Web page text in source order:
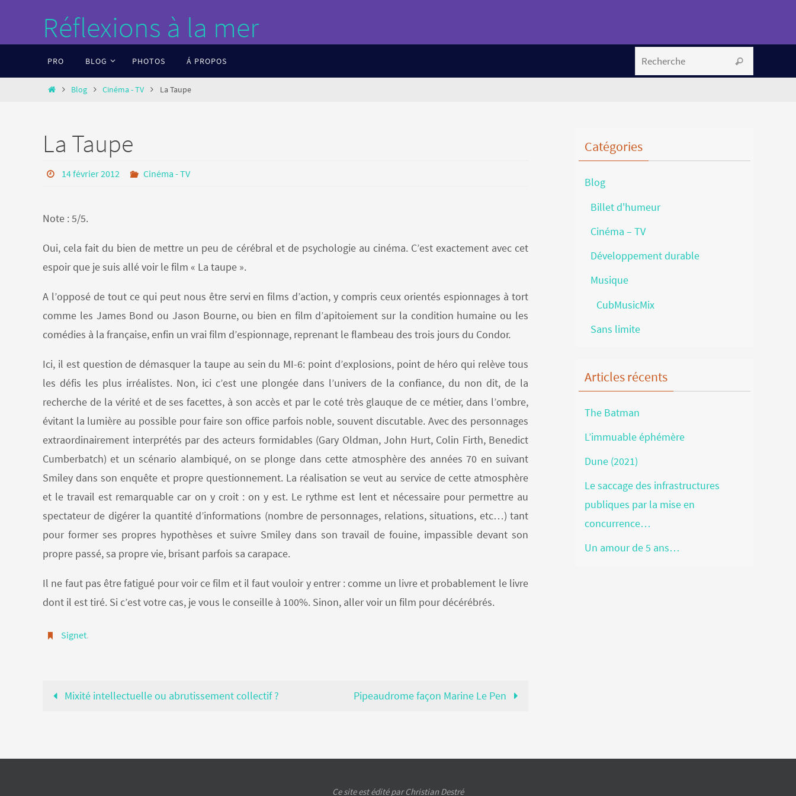
le
Réflexions à la mer
le
PRO BLOG PHOTOS Á PROPOS Recherche
HomeBlog Cinéma - TV La Taupe
La Taupe
14 février 2012 Cinéma - TV
Note : 5/5.
Oui, cela fait du bien de mettre un peu de cérébral et de psychologie au cinéma. C’est exactement avec cet
espoir que je suis allé voir le film « La taupe ».
A l’opposé de tout ce qui peut nous être servi en films d’action, y compris ceux orientés espionnages à tort
comme les James Bond ou Jason Bourne, ou bien en film d’apitoiement sur la condition humaine ou les
comédies à la française, enfin un vrai film d’espionnage, reprenant le flambeau des trois jours du Condor.
Ici, il est question de démasquer la taupe au sein du MI-6: point d’explosions, point de héro qui relève tous
les défis les plus irréalistes. Non, ici c’est une plongée dans l’univers de la confiance, du non dit, de la
recherche de la vérité et de ses facettes, à son accès et par le coté très glauque de ce métier, dans l’ombre,
évitant la lumière au possible pour faire son office parfois noble, souvent discutable. Avec des personnages
extraordinairement interprétés par des acteurs formidables (Gary Oldman, John Hurt, Colin Firth, Benedict
Cumberbatch) et un scénario alambiqué, on se plonge dans cette atmosphère des années 70 en suivant
Smiley dans son enquête et propre questionnement. La réalisation se veut au service de cette atmosphère
et le travail est remarquable car on y croit : on y est. Le rythme est lent et nécessaire pour permettre au
spectateur de digérer la quantité d’informations (nombre de personnages, relations, situations, etc…) tant
pour former ses propres hypothèses et suivre Smiley dans son travail de fouine, impassible devant son
propre passé, sa propre vie, brisant parfois sa carapace.
Il ne faut pas être fatigué pour voir ce film et il faut vouloir y entrer : comme un livre et probablement le livre
dont il est tiré. Si c’est votre cas, je vous le conseille à 100%. Sinon, aller voir un film pour décérébrés.
Signet.
Mixité intellectuelle ou abrutissement collectif ? Pipeaudrome façon Marine Le Pen
Catégories
Blog
Billet d'humeur
Cinéma – TV
Développement durable
Musique
CubMusicMix
Sans limite
Articles récents
The Batman
L’immuable éphémère
Dune (2021)
Le saccage des infrastructures
publiques par la mise en
concurrence…
Un amour de 5 ans…
Ce site est édité par Christian Destré